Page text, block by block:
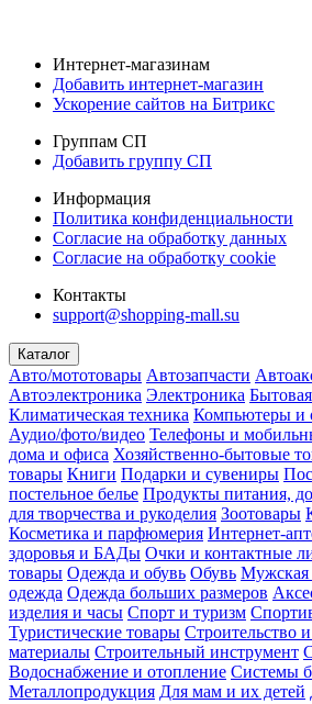
Интернет-магазинам
Добавить интернет-магазин
Ускорение сайтов на Битрикс
Группам СП
Добавить группу СП
Информация
Политика конфиденциальности
Согласие на обработку данных
Согласие на обработку cookie
Контакты
support@shopping-mall.su
Каталог
Авто/мототовары Автозапчасти
Автоэлектроника Электроника
Климатическая техника Компьютеры и
Аудио/фото/видео Телефоны и
дома и офиса Хозяйственно-бытовые
товары Книги Подарки и сувениры
постельное белье Продукты питания,
для творчества и рукоделия Зоотовары
Косметика и парфюмерия Интернет-
здоровья и БАДы Очки и контактные
товары Одежда и обувь Обувь Мужская
одежда Одежда больших размеров
изделия и часы Спорт и туризм
Туристические товары Строительство
материалы Строительный инструмент
Водоснабжение и отопление Системы
Металлопродукция Для мам и их детей